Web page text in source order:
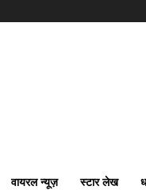
वायरल न्यूज़ स्टार लेख